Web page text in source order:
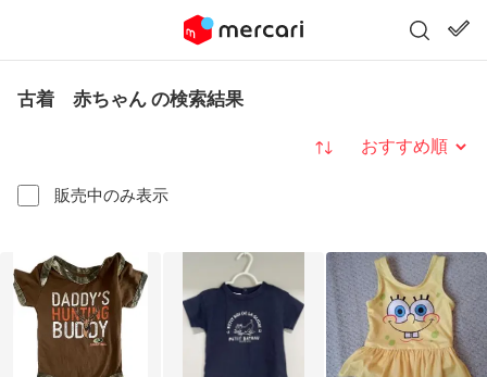
古着 赤ちゃん の検索結果
販売中のみ表示
並び替え